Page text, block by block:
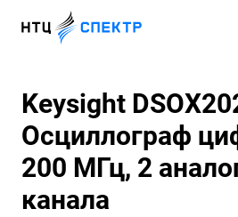
Keysight
Осциллограф
200 МГц, 2
канала